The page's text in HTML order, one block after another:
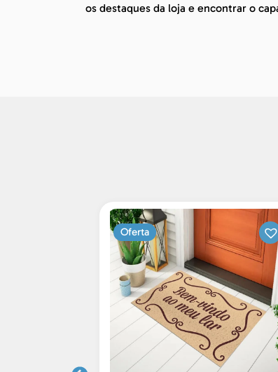
os destaques da loja e encontrar o
Oferta